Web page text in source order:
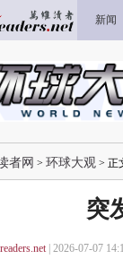
新闻
者网 > 环球大观 > 正
突
| 2026-07-07